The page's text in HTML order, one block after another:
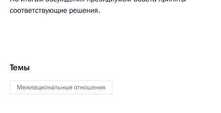
соответствующие решения.
Темы
Межнациональные отношения